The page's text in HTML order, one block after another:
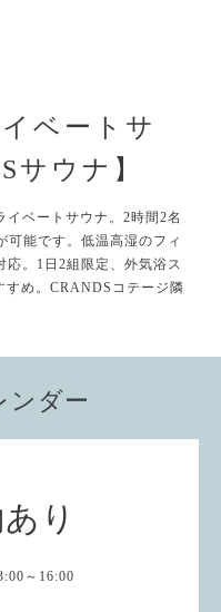
ベートサ
サウナ】
ベートサウナ。2時間2名
可能です。低温高湿のフィ
。1日2組限定、外気浴ス
すめ。CRANDSコテージ隣
ンダー
り
～16:00